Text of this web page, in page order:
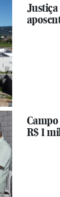
Justiça
R$ 1